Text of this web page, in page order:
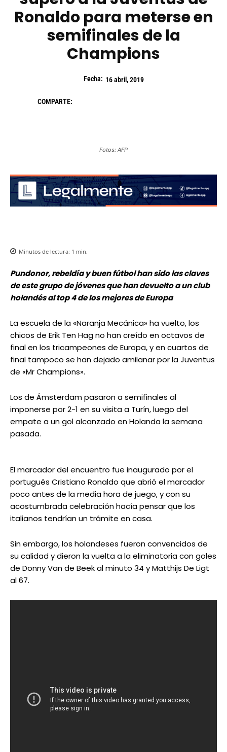
Ronaldo para meterse en
semifinales de la
Champions
Fecha: 16 abril, 2019
COMPARTE:
Fotos: AFP
Minutos de lectura: 1 min.
Pundonor, rebeldía y buen fútbol han sido las claves
de este grupo de jóvenes que han devuelto a un club
holandés al top 4 de los mejores de Europa
La escuela de la «Naranja Mecánica» ha vuelto, los
chicos de Erik Ten Hag no han creído en octavos de
final en los tricampeones de Europa, y en cuartos de
final tampoco se han dejado amilanar por la Juventus
de «Mr Champions».
Los de Ámsterdam pasaron a semifinales al
imponerse por 2-1 en su visita a Turín, luego del
empate a un gol alcanzado en Holanda la semana
pasada.
El marcador del encuentro fue inaugurado por el
portugués Cristiano Ronaldo que abrió el marcador
poco antes de la media hora de juego, y con su
acostumbrada celebración hacía pensar que los
italianos tendrían un trámite en casa.
Sin embargo, los holandeses fueron convencidos de
su calidad y dieron la vuelta a la eliminatoria con goles
de Donny Van de Beek al minuto 34 y Matthijs De Ligt
al 67.